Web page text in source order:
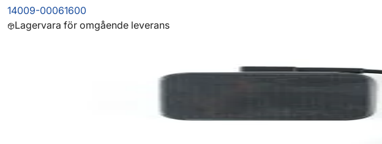
14009-00061600
Lagervara för omgående leverans